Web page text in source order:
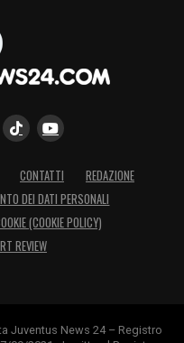
CONTATTI
REDAZIONE
DEI DATI PERSONALI
(COOKIE POLICY)
REVIEW
Juventus News 24 – Registro